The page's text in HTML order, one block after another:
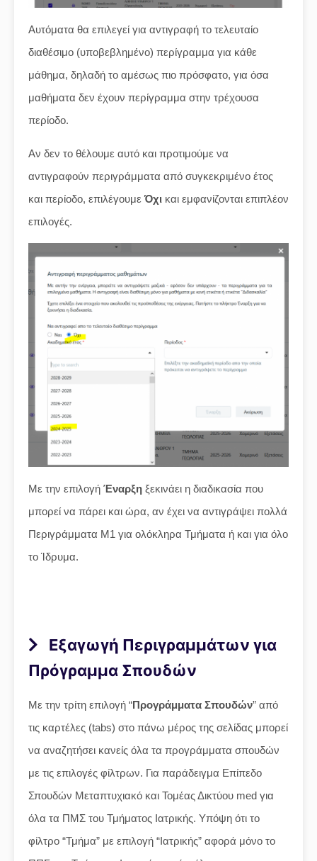
Αυτόματα θα επιλεγεί για αντιγραφή το τελευταίο
διαθέσιμο (υποβεβλημένο) περίγραμμα για κάθε
μάθημα, δηλαδή το αμέσως πιο πρόσφατο, για όσα
μαθήματα δεν έχουν περίγραμμα στην τρέχουσα
περίοδο.
Αν δεν το θέλουμε αυτό και προτιμούμε να
αντιγραφούν περιγράμματα από συγκεκριμένο έτος
και περίοδο, επιλέγουμεΌχι και εμφανίζονται επιπλέον
επιλογές.
Με την επιλογή Έναρξη ξεκινάει η διαδικασία που
μπορεί να πάρει και ώρα, αν έχει να αντιγράψει πολλά
Περιγράμματα Μ1 για ολόκληρα Τμήματα ή και για όλο
το Ίδρυμα.
Εξαγωγή Περιγραμμάτων για
Πρόγραμμα Σπουδών
Με την τρίτη επιλογή “Προγράμματα Σπουδών” από
τις καρτέλες (tabs) στο πάνω μέρος της σελίδας μπορεί
να αναζητήσει κανείς όλα τα προγράμματα σπουδών
με τις επιλογές φίλτρων. Για παράδειγμα Επίπεδο
Σπουδών Μεταπτυχιακό και Τομέας Δικτύου med για
όλα τα ΠΜΣ του Τμήματος Ιατρικής. Υπόψη ότι το
φίλτρο “Τμήμα” με επιλογή “Ιατρικής” αφορά μόνο το